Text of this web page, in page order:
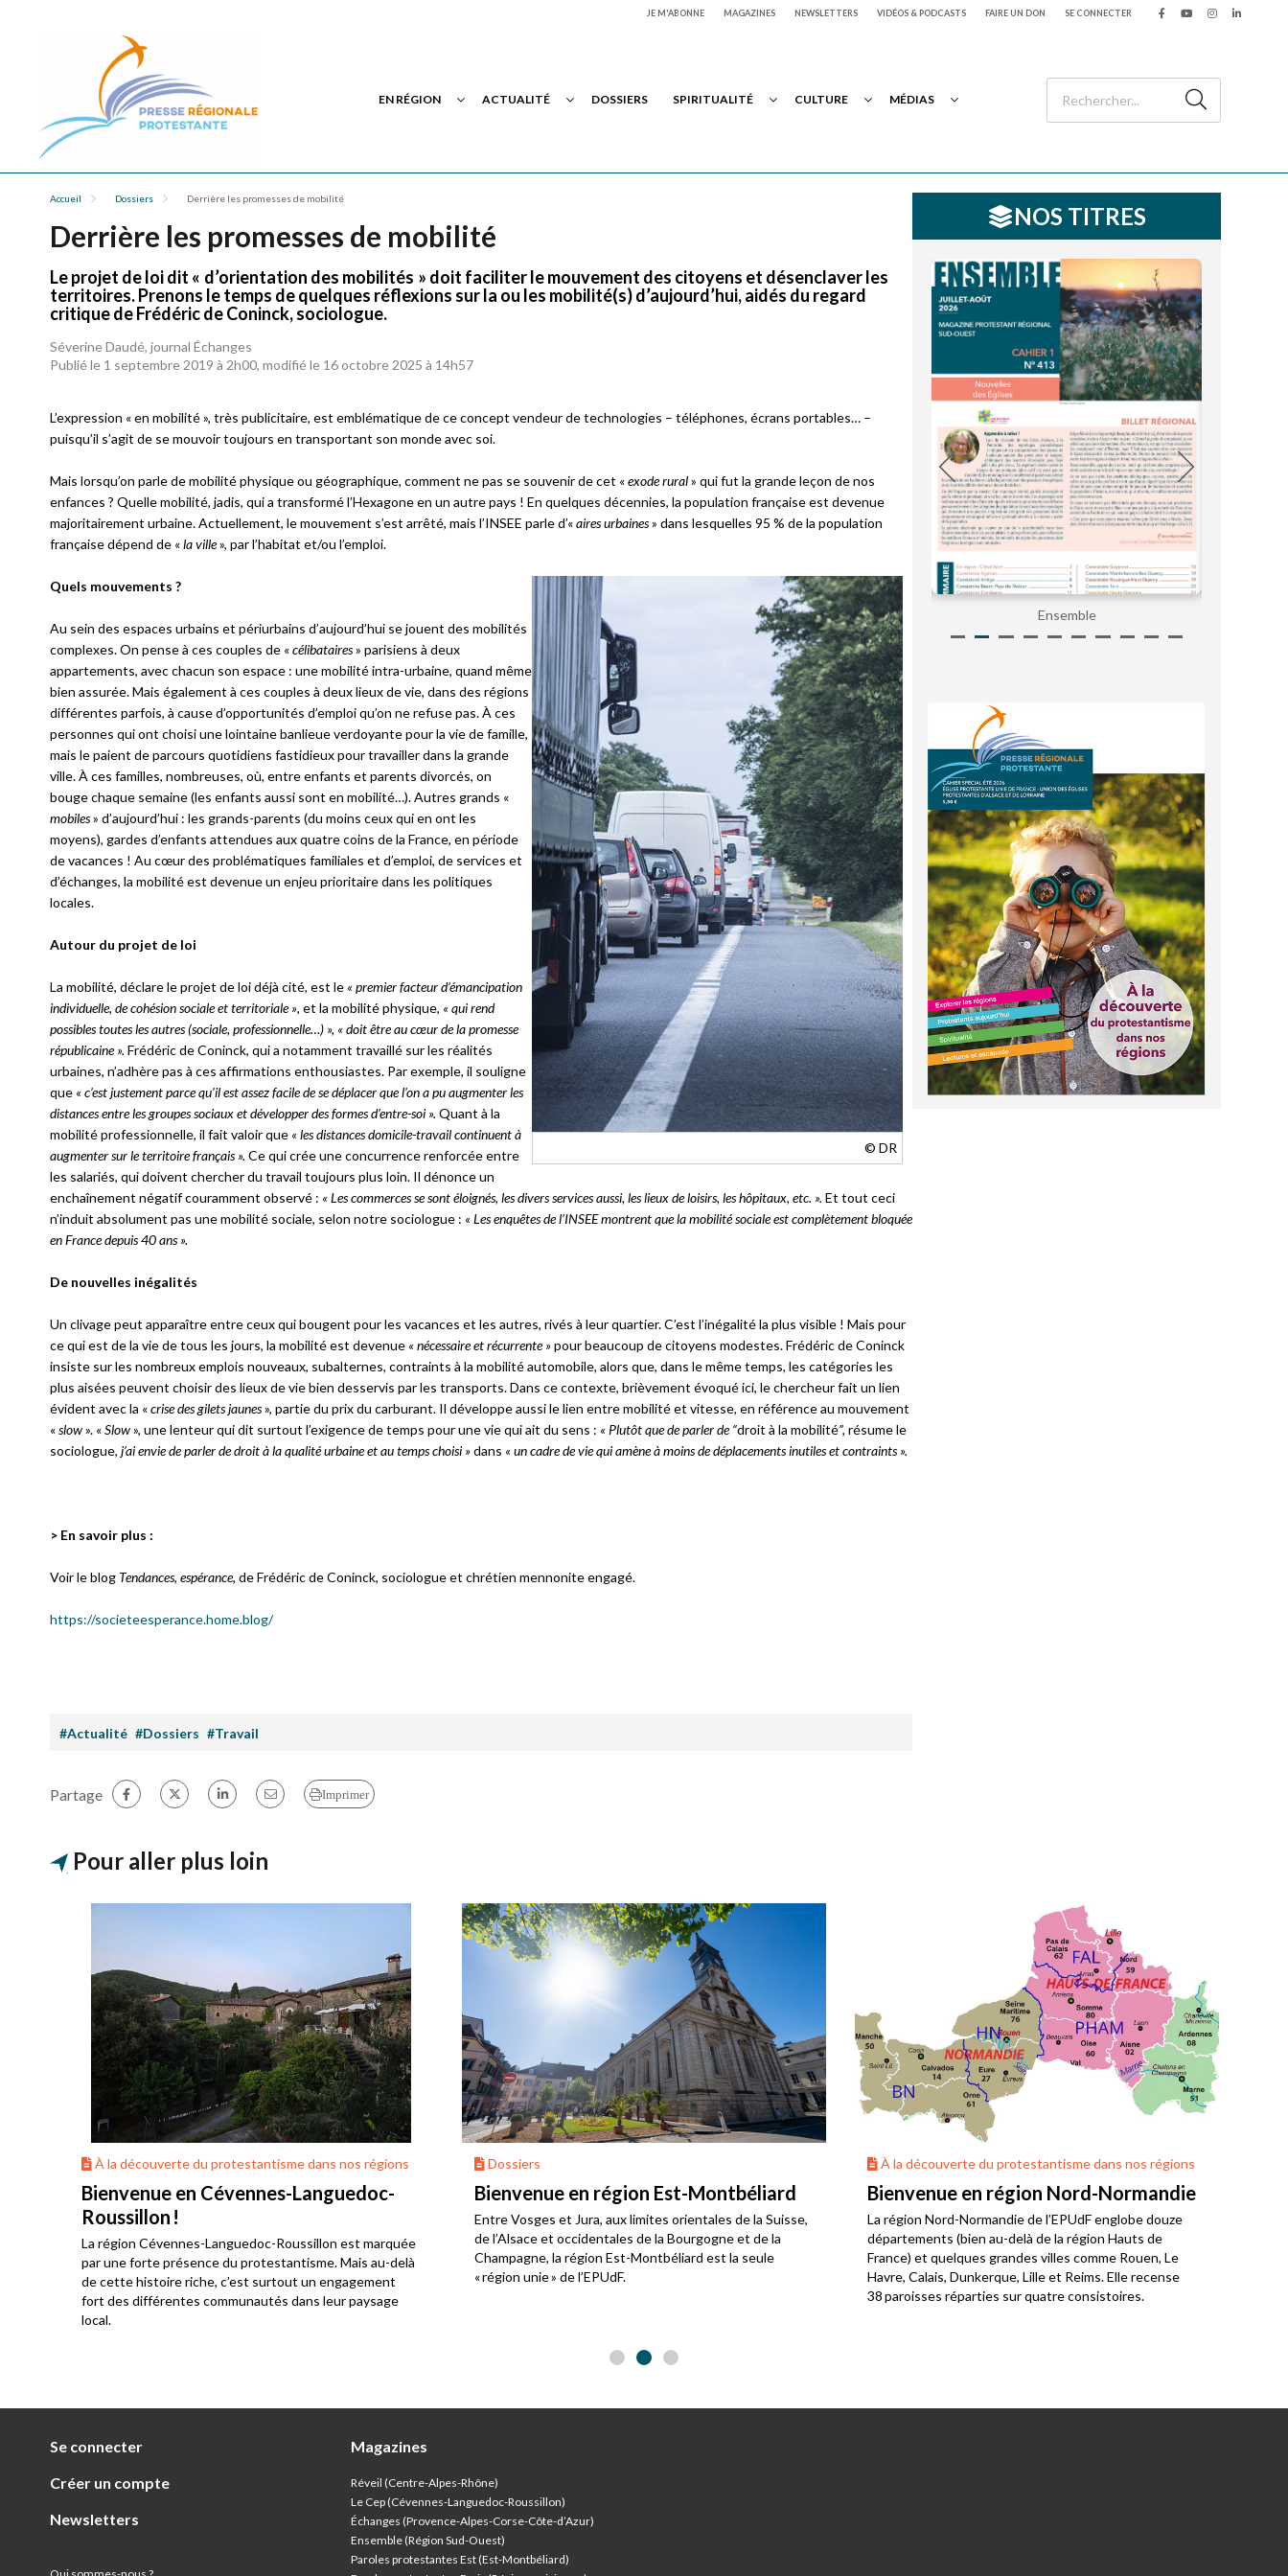
JE M'ABONNE MAGAZINES NEWSLETTERS VIDÉOS & PODCASTS FAIRE UN DON SE CONNECTER
EN RÉGION ACTUALITÉ DOSSIERS SPIRITUALITÉ CULTURE MÉDIAS
Accueil Dossiers Derrière les promesses de mobilité
Derrière les promesses de mobilité
Le projet de loi dit « d’orientation des mobilités » doit faciliter le mouvement des citoyens et désenclaver les
territoires. Prenons le temps de quelques réflexions sur la ou les mobilité(s) d’aujourd’hui, aidés du regard
critique de Frédéric de Coninck, sociologue.
Séverine Daudé, journal Échanges
Publié le 1 septembre 2019 à 2h00, modifié le 16 octobre 2025 à 14h57
L’expression « en mobilité », très publicitaire, est emblématique de ce concept vendeur de technologies – téléphones, écrans portables… –
puisqu’il s’agit de se mouvoir toujours en transportant son monde avec soi.
Mais lorsqu’on parle de mobilité physique ou géographique, comment ne pas se souvenir de cet «exode rural» qui fut la grande leçon de nos
enfances ? Quelle mobilité, jadis, qui a transformé l’Hexagone en un autre pays ! En quelques décennies, la population française est devenue
majoritairement urbaine. Actuellement, le mouvement s’est arrêté, mais l’INSEE parle d’«aires urbaines» dans lesquelles 95 % de la population
française dépend de «la ville», par l’habitat et/ou l’emploi.
© DR
Quels mouvements ?
Au sein des espaces urbains et périurbains d’aujourd’hui se jouent des mobilités
complexes. On pense à ces couples de «célibataires» parisiens à deux
appartements, avec chacun son espace : une mobilité intra-urbaine, quand même
bien assurée. Mais également à ces couples à deux lieux de vie, dans des régions
différentes parfois, à cause d’opportunités d’emploi qu’on ne refuse pas. À ces
personnes qui ont choisi une lointaine banlieue verdoyante pour la vie de famille,
mais le paient de parcours quotidiens fastidieux pour travailler dans la grande
ville. À ces familles, nombreuses, où, entre enfants et parents divorcés, on
bouge chaque semaine (les enfants aussi sont en mobilité…). Autres grands «
mobiles» d’aujourd’hui : les grands-parents (du moins ceux qui en ont les
moyens), gardes d’enfants attendues aux quatre coins de la France, en période
de vacances ! Au cœur des problématiques familiales et d’emploi, de services et
d’échanges, la mobilité est devenue un enjeu prioritaire dans les politiques
locales.
Autour du projet de loi
La mobilité, déclare le projet de loi déjà cité, est le « premier facteur d’émancipation
individuelle, de cohésion sociale et territoriale », et la mobilité physique, « qui rend
possibles toutes les autres (sociale, professionnelle…) », « doit être au cœur de la promesse
républicaine ». Frédéric de Coninck, qui a notamment travaillé sur les réalités
urbaines, n’adhère pas à ces affirmations enthousiastes. Par exemple, il souligne
que « c’est justement parce qu’il est assez facile de se déplacer que l’on a pu augmenter les
distances entre les groupes sociaux et développer des formes d’entre-soi ». Quant à la
mobilité professionnelle, il fait valoir que « les distances domicile-travail continuent à
augmenter sur le territoire français ». Ce qui crée une concurrence renforcée entre
les salariés, qui doivent chercher du travail toujours plus loin. Il dénonce un
enchaînement négatif couramment observé : « Les commerces se sont éloignés, les divers services aussi, les lieux de loisirs, les hôpitaux, etc. ». Et tout ceci
n’induit absolument pas une mobilité sociale, selon notre sociologue : « Les enquêtes de l’INSEE montrent que la mobilité sociale est complètement bloquée
en France depuis 40 ans ».
De nouvelles inégalités
Un clivage peut apparaître entre ceux qui bougent pour les vacances et les autres, rivés à leur quartier. C’est l’inégalité la plus visible ! Mais pour
ce qui est de la vie de tous les jours, la mobilité est devenue « nécessaire et récurrente »pour beaucoup de citoyens modestes. Frédéric de Coninck
insiste sur les nombreux emplois nouveaux, subalternes, contraints à la mobilité automobile, alors que, dans le même temps, les catégories les
plus aisées peuvent choisir des lieux de vie bien desservis par les transports. Dans ce contexte, brièvement évoqué ici, le chercheur fait un lien
évident avec la «crise des gilets jaunes», partie du prix du carburant. Il développe aussi le lien entre mobilité et vitesse, en référence au mouvement
«slow». «Slow», une lenteur qui dit surtout l’exigence de temps pour une vie qui ait du sens : « Plutôt que de parler de “droit à la mobilité”, résume le
sociologue, j’ai envie de parler de droit à la qualité urbaine et au temps choisi »dans « un cadre de vie qui amène à moins de déplacements inutiles et contraints ».
> En savoir plus :
Voir le blog Tendances, espérance, de Frédéric de Coninck, sociologue et chrétien mennonite engagé.
https://societeesperance.home.blog/
#Actualité #Dossiers #Travail
NOS TITRES
Échanges Ensemble
Partage Imprimer
Pour aller plus loin
À la découverte du protestantisme dans nos régions
Bienvenue en Cévennes-Languedoc-
Roussillon !
La région Cévennes-Languedoc-Roussillon est marquée
par une forte présence du protestantisme. Mais au-delà
de cette histoire riche, c’est surtout un engagement
fort des différentes communautés dans leur paysage
local.
Dossiers
Bienvenue en région Est-Montbéliard
Entre Vosges et Jura, aux limites orientales de la Suisse,
de l’Alsace et occidentales de la Bourgogne et de la
Champagne, la région Est-Montbéliard est la seule
« région unie » de l’EPUdF.
À la découverte du protestantisme dans nos régions
Bienvenue en région Nord-Normandie
La région Nord-Normandie de l’EPUdF englobe douze
départements (bien au-delà de la région Hauts de
France) et quelques grandes villes comme Rouen, Le
Havre, Calais, Dunkerque, Lille et Reims. Elle recense
38 paroisses réparties sur quatre consistoires.
Se connecter
Créer un compte
Newsletters
Magazines
Réveil (Centre-Alpes-Rhône)
Le Cep (Cévennes-Languedoc-Roussillon)
Échanges (Provence-Alpes-Corse-Côte-d’Azur)
Ensemble (Région Sud-Ouest)
Paroles protestantes Est (Est-Montbéliard)